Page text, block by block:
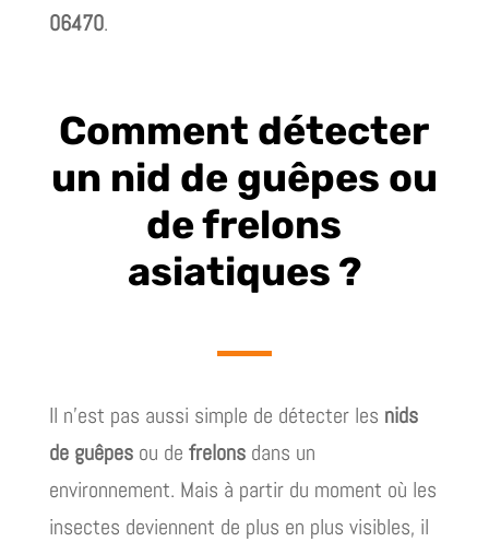
06470.
Comment détecter
un nid de guêpes ou
de frelons
asiatiques ?
Il n’est pas aussi simple de détecter les nids
de guêpesou de frelonsdans un
environnement. Mais à partir du moment où les
insectes deviennent de plus en plus visibles, il